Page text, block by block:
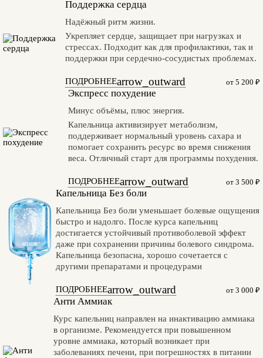
Поддержка сердца
Надёжный ритм жизни.
Укрепляет сердце, защищает при нагрузках и
стрессах. Подходит как для профилактики, так и
поддержки при сердечно-сосудистых проблемах.
ПОДРОБНЕЕarrow_outward от 5 200 ₽
Экспресс похудение
Минус объёмы, плюс энергия.
Капельница активизирует метаболизм,
поддерживает нормальный уровень сахара и
помогает сохранить ресурс во время снижения
веса. Отличный старт для программы похудения.
ПОДРОБНЕЕarrow_outward от 3 500 ₽
Капельница Без боли
Капельница Без боли уменьшает болевые ощущения
быстро и надолго. После курса капельниц
достигается устойчивый противоболевой эффект
даже при сохранении причины болевого синдрома.
Капельница безопасна, хорошо сочетается с
другими препаратами и процедурами
ПОДРОБНЕЕarrow_outward от 3 000 ₽
Анти Аммиак
Курс капельниц направлен на инактивацию аммиака
в организме. Рекомендуется при повышенном
уровне аммиака, который возникает при
заболеваниях печени, при погрешностях в питании